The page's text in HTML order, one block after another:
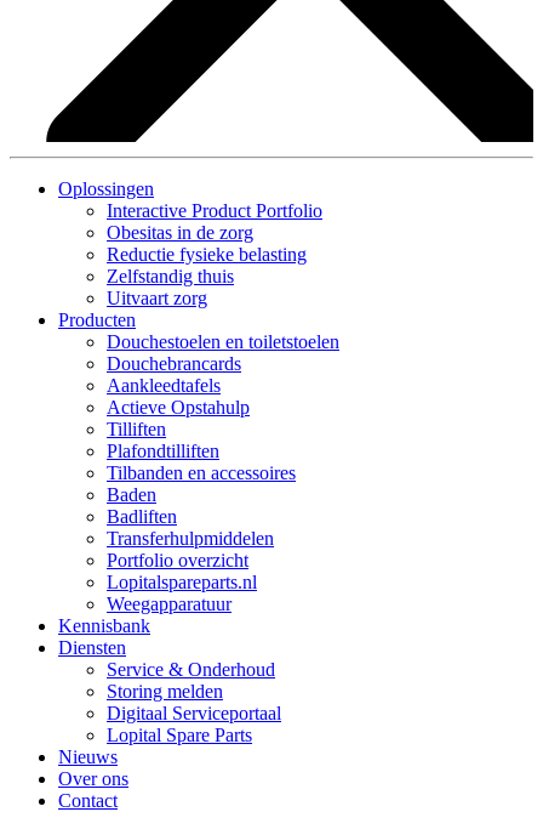
Oplossingen
Interactive Product Portfolio
Obesitas in de zorg
Reductie fysieke belasting
Zelfstandig thuis
Uitvaart zorg
Producten
Douchestoelen en toiletstoelen
Douchebrancards
Aankleedtafels
Actieve Opstahulp
Tilliften
Plafondtilliften
Tilbanden en accessoires
Baden
Badliften
Transferhulpmiddelen
Portfolio overzicht
Lopitalspareparts.nl
Weegapparatuur
Kennisbank
Diensten
Service & Onderhoud
Storing melden
Digitaal Serviceportaal
Lopital Spare Parts
Nieuws
Over ons
Contact